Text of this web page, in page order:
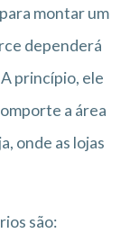
montar um
dependerá
princípio, ele
a área
onde as lojas
são: